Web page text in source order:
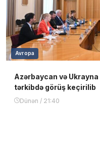
Avropa
Azərbaycan və Ukrayna
tərkibdə görüş keçirilib
Dünən / 21:40